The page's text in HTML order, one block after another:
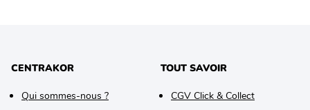
CENTRAKOR
Qui sommes-nous ?
TOUT SAVOIR
CGV Click & Collect